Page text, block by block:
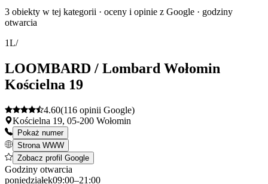
3 obiekty w tej kategorii · oceny i opinie z Google · godziny
otwarcia
1L/
LOOMBARD / Lombard Wołomin
Kościelna 19
4.60(116 opinii Google)
Kościelna 19, 05-200 Wołomin
Pokaż numer
Strona WWW
Zobacz profil Google
Godziny otwarcia
poniedziałek09:00–21:00